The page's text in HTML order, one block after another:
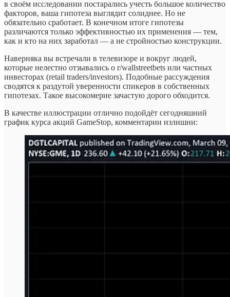
в своём исследовании постарались учесть большое количество
факторов, ваша гипотеза выглядит солиднее. Но не
обязательно сработает. В конечном итоге гипотезы
различаются только эффективностью их применения — тем,
как и кто на них заработал — а не стройностью конструкции.
Наверняка вы встречали в телевизоре и вокруг людей,
которые нелестно отзывались о r/wallstreetbets или частных
инвесторах (retail traders/investors). Подобные рассуждения
сводятся к раздутой уверенности спикеров в собственных
гипотезах. Такое высокомерие зачастую дорого обходится.
В качестве иллюстрации отлично подойдёт сегодняшний
график курса акций GameStop, комментарии излишни: